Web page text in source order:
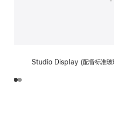
Studio Display (配备标准玻